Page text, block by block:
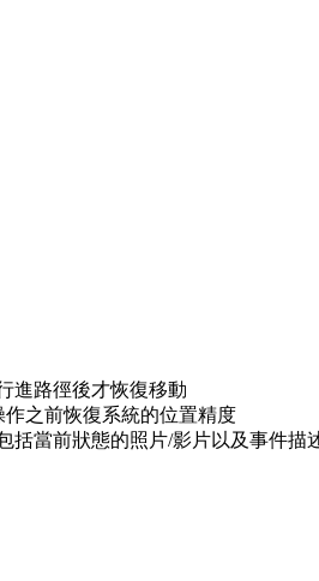
進路徑後才恢復移動
作之前恢復系統的位置精度
括當前狀態的照片/影片以及事件描